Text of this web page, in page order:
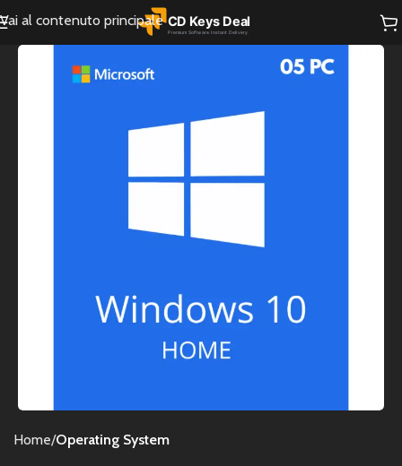
Vai al contenuto principale
Home Operating System